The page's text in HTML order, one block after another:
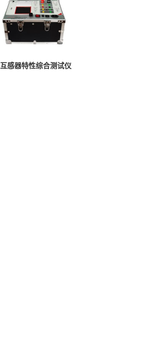
互感器特性综合测试仪